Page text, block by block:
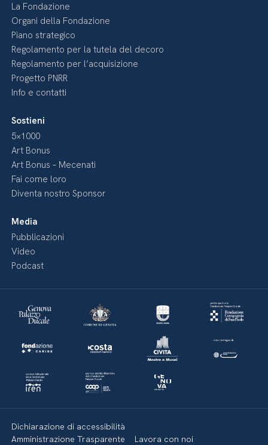
La Fondazione
Organi della Fondazione
Piano strategico
Regolamento per la tutela del decoro
Regolamento per l’acquisizione
Progetto PNRR
Info e contatti
Sostieni
5×1000
Art Bonus
Art Bonus – Mecenati
Fai come loro
Diventa nostro Sponsor
Media
Pubblicazioni
Video
Podcast
Dichiarazione di accessibilità
Amministrazione Trasparente
Lavora con noi